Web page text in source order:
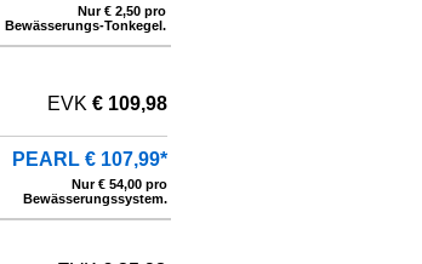
Nur € 2,50 pro
Bewässerungs-Tonkegel.
EVK € 109,98
PEARL € 107,99*
Nur € 54,00 pro
Bewässerungssystem.